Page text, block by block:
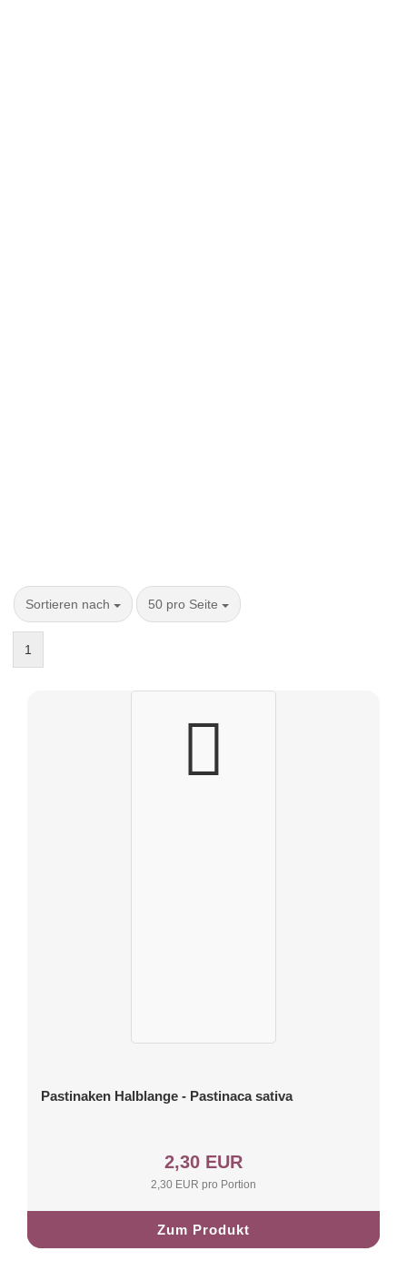
Sortieren nach 50 pro Seite
1
Pastinaken Halblange - Pastinaca sativa
2,30 EUR
2,30 EUR pro Portion
Zum Produkt